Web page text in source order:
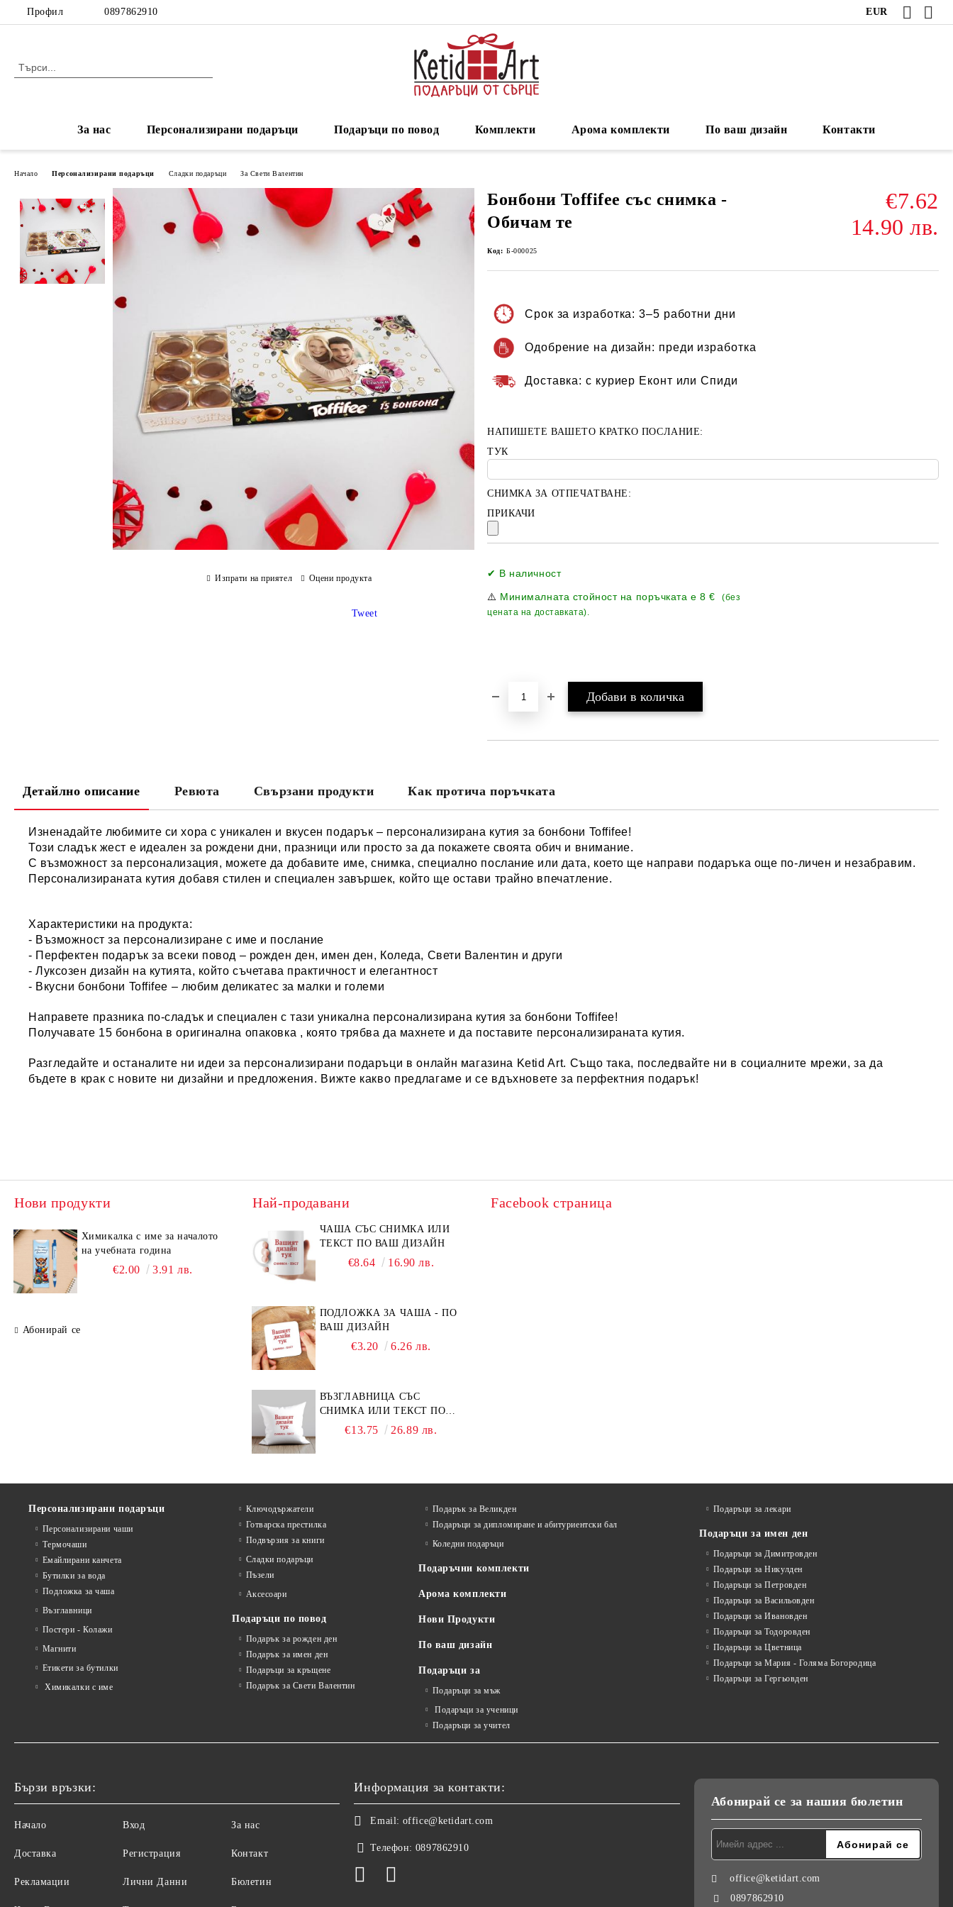
Профил 0897862910 EUR
За нас Персонализирани подаръци Подаръци по повод Комплекти Арома комплекти По ваш дизайн Контакти
Начало Персонализирани подаръци Сладки подаръци За Свети Валентин
Бонбони Toffifee със снимка -
Обичам те
€7.62
14.90 лв.
Код: Б-000025
Срок за изработка: 3–5 работни дни
Одобрение на дизайн: преди изработка
Доставка: с куриер Еконт или Спиди
НАПИШЕТЕ ВАШЕТО КРАТКО ПОСЛАНИЕ:
ТУК
СНИМКА ЗА ОТПЕЧАТВАНЕ:
ПРИКАЧИ
✔ В наличност
⚠️ Минималната стойност на поръчката е8 €
(без
цената на доставката).
Изпрати на приятел Оцени продукта
Tweet
Детайлно описание Ревюта Свързани продукти Как протича поръчката
Изненадайте любимите си хора с уникален и вкусен подарък – персонализирана кутия за бонбони Toffifee!
Този сладък жест е идеален за рождени дни, празници или просто за да покажете своята обич и внимание.
С възможност за персонализация, можете да добавите име, снимка, специално послание или дата, което ще направи подаръка още по-личен и незабравим.
Персонализираната кутия добавя стилен и специален завършек, който ще остави трайно впечатление.
Характеристики на продукта:
- Възможност за персонализиране с име и послание
- Перфектен подарък за всеки повод – рожден ден, имен ден, Коледа, Свети Валентин и други
- Луксозен дизайн на кутията, който съчетава практичност и елегантност
- Вкусни бонбони Toffifee – любим деликатес за малки и големи
Направете празника по-сладък и специален с тази уникална персонализирана кутия за бонбони Toffifee!
Получавате 15 бонбона в оригинална опаковка , която трябва да махнете и да поставите персонализираната кутия.
Разгледайте и останалите ни идеи за персонализирани подаръци в онлайн магазина Ketid Art. Също така, последвайте ни в социалните мрежи, за да
бъдете в крак с новите ни дизайни и предложения. Вижте какво предлагаме и се вдъхновете за перфектния подарък!
Нови продукти
Химикалка с име за началото
на учебната година
€2.00 3.91 лв.
Абонирай се
Най-продавани
ЧАША СЪС СНИМКА ИЛИ
ТЕКСТ ПО ВАШ ДИЗАЙН
€8.64 16.90 лв.
ПОДЛОЖКА ЗА ЧАША - ПО
ВАШ ДИЗАЙН
€3.20 6.26 лв.
ВЪЗГЛАВНИЦА СЪС
СНИМКА ИЛИ ТЕКСТ ПО
ВАШ ДИЗАЙН
€13.75 26.89 лв.
Facebook страница
Персонализирани подаръци
Персонализирани чаши
Термочаши
Емайлирани канчета
Бутилки за вода
Подложка за чаша
Възглавници
Постери - Колажи
Магнити
Етикети за бутилки
Химикалки с име
Ключодържатели
Готварска престилка
Подвързия за книги
Сладки подаръци
Пъзели
Аксесоари
Подаръци по повод
Подарък за рожден ден
Подарък за имен ден
Подаръци за кръщене
Подарък за Свети Валентин
Подарък за Великден
Подаръци за дипломиране и абитуриентски бал
Коледни подаръци
Подаръчни комплекти
Арома комплекти
Нови Продукти
По ваш дизайн
Подаръци за
Подаръци за мъж
Подаръци за ученици
Подаръци за учител
Подаръци за лекари
Подаръци за имен ден
Подаръци за Димитровден
Подаръци за Никулден
Подаръци за Петровден
Подаръци за Васильовден
Подаръци за Ивановден
Подаръци за Тодоровден
Подаръци за Цветница
Подаръци за Мария - Голяма Богородица
Подаръци за Гергьовден
Бързи връзки:
Начало
Доставка
Рекламации
Вход
Регистрация
Лични Данни
За нас
Контакт
Бюлетин
Информация за контакти:
Email: office@ketidart.com
Телефон: 0897862910
Абонирай се за нашия бюлетин
office@ketidart.com
0897862910